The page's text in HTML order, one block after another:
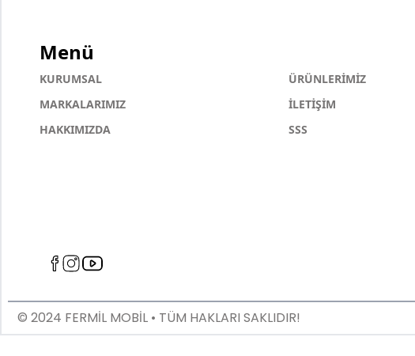
Menü
KURUMSAL
ÜRÜNLERİMİZ
MARKALARIMIZ
İLETİŞİM
HAKKIMIZDA
SSS
© 2024 FERMİL MOBİL • TÜM HAKLARI SAKLIDIR!